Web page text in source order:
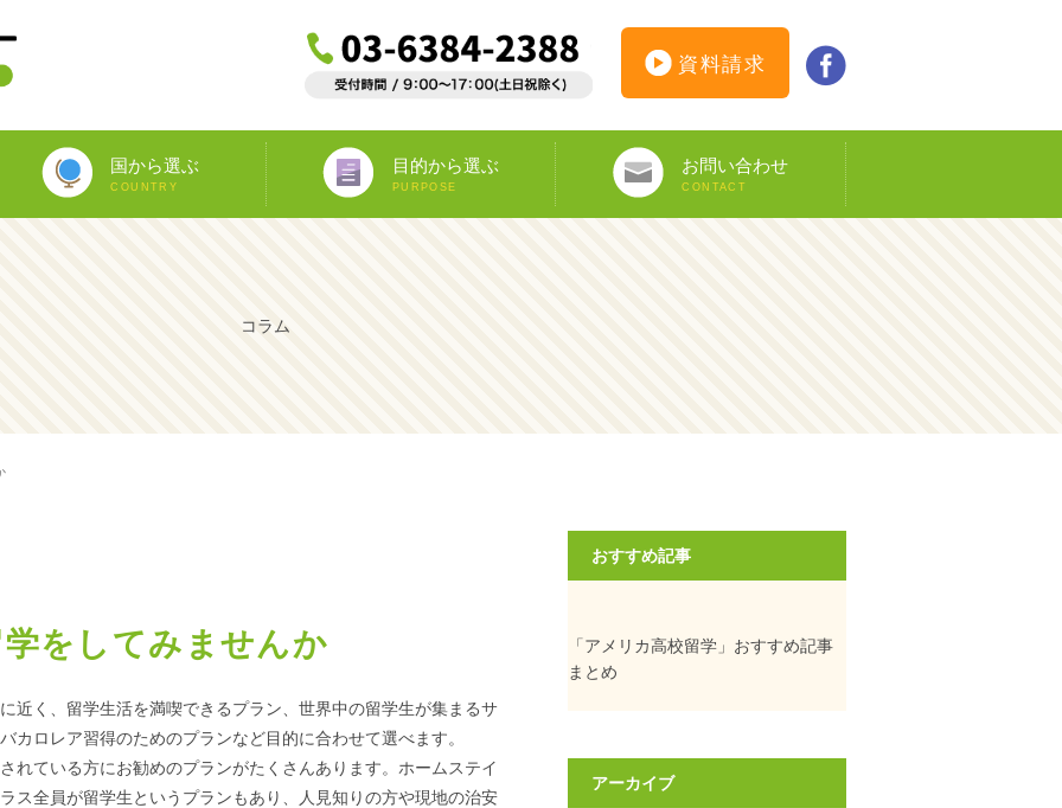
資料請求
国から選ぶ
COUNTRY
アメリカ
カナダ
オーストラリア
ニュージーランド
イギリス
アイルランド
マルタ
イタリア
スペイン
フランス
ドイツ
南アフリカ
目的から選ぶ
PURPOSE
語学留学
教師宅ホームステイ
中学/高校正規留学
大学正規留学
専門留学
語学プラスα
海外ボランティア
海外インターンシップ
オペア
ワーキングホリデー
お問い合わせ
CONTACT
カウンセリング予約
資料請求
オンライン申し込み
インターンシップ仮登録
ビザ申請サポート
DS-160
コラム
をしてみませんか
近く、留学生活を満喫できるプラン、世界中の留学生が集まるサ
カロレア習得のためのプランなど目的に合わせて選べます。
れている方にお勧めのプランがたくさんあります。ホームステイ
ス全員が留学生というプランもあり、人見知りの方や現地の治安
おすすめ記事
「アメリカ高校留学」おすすめ記事
まとめ
アーカイブ